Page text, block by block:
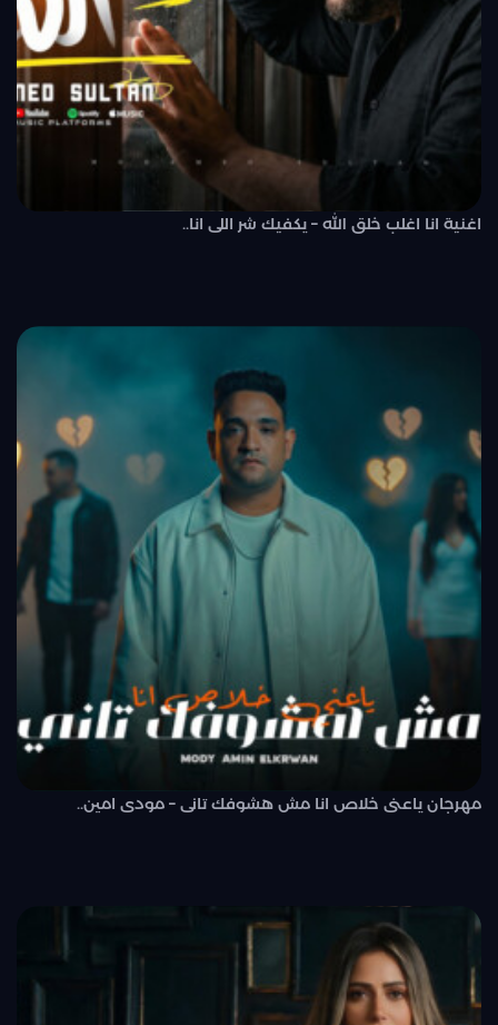
اغنية انا اغلب خلق الله – يكفيك شر اللى انا..
مهرجان ياعنى خلاص انا مش هشوفك تانى – مودى امين..